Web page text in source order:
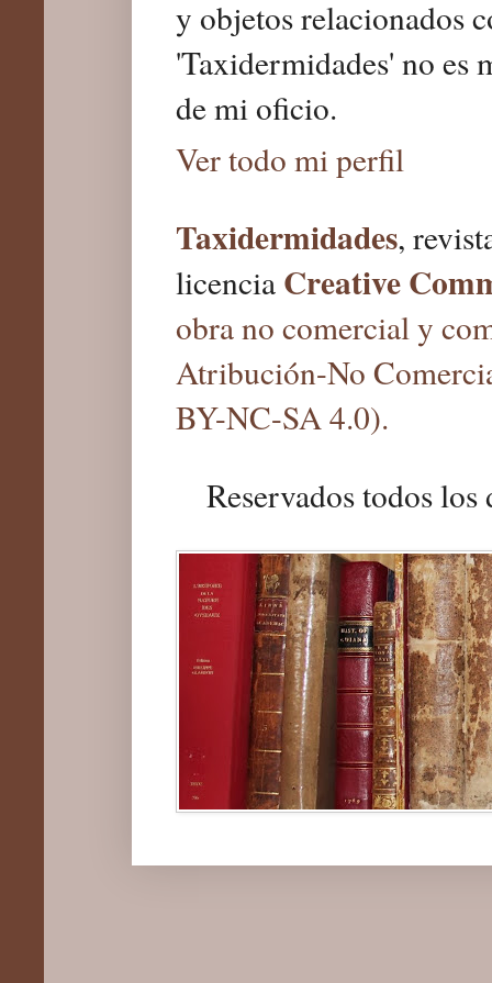
y objetos relacionados
'Taxidermidades' no es
de mi oficio.
Ver todo mi perfil
Taxidermidades,
licencia Creative
obra no comercial y
Atribución-No
BY-NC-SA 4.0).
Reservados todos